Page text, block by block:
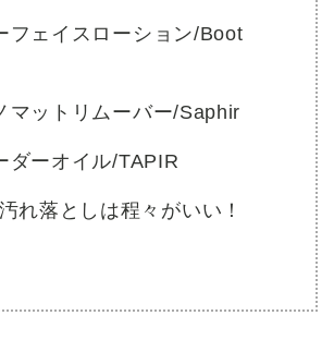
フェイスローション/Boot
マットリムーバー/Saphir
ダーオイル/TAPIR
れ落としは程々がいい！